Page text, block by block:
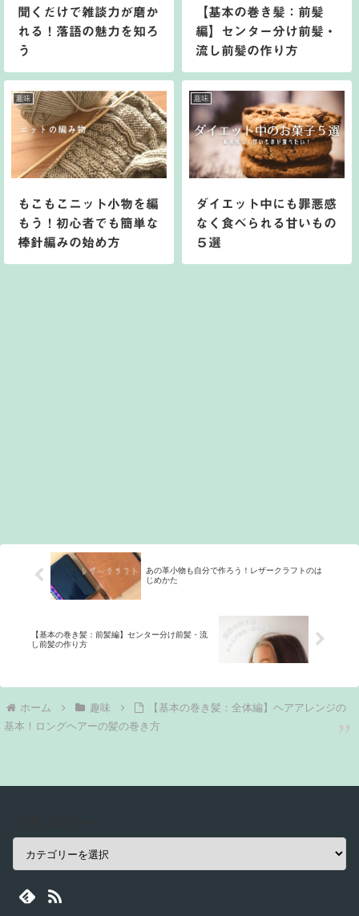
聞くだけで雑談力が磨か
れる！落語の魅力を知ろ
う
【基本の巻き髪：前髪
編】センター分け前髪・
流し前髪の作り方
趣味
もこもこニット小物を編
もう！初心者でも簡単な
棒針編みの始め方
趣味
ダイエット中にも罪悪感
なく食べられる甘いもの
５選
あの革小物も自分で作ろう！レザークラフトのは
じめかた
【基本の巻き髪：前髪編】センター分け前髪・流
し前髪の作り方
ホーム 趣味
【基本の巻き髪：全体編】ヘアアレンジの
基本！ロングヘアーの髪の巻き方